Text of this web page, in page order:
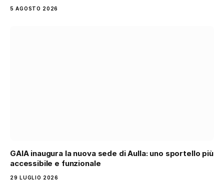
5 AGOSTO 2026
GAIA inaugura la nuova sede di Aulla: uno sportello più
accessibile e funzionale
29 LUGLIO 2026